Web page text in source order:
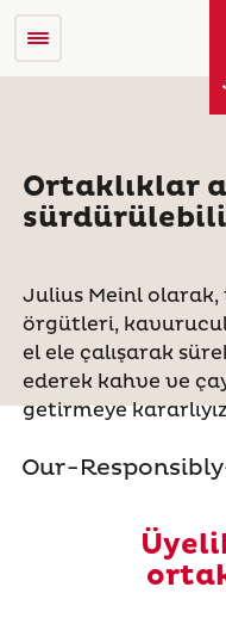
Ortaklıklar
Julius Meinl
örgütleri,
el ele çalışarak
ederek kahve ve
getirmeye